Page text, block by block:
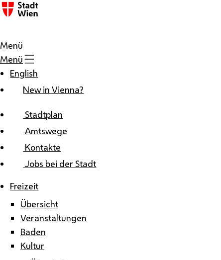
Zum Inhalt
Menü
Menü
English
New in Vienna?
Stadtplan
Amtswege
Kontakte
Jobs bei der Stadt
Freizeit
Übersicht
Veranstaltungen
Baden
Kultur